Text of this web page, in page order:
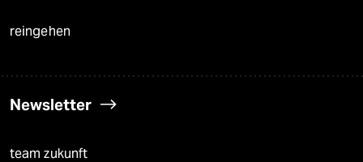
reingehen
Newsletter
team zukunft